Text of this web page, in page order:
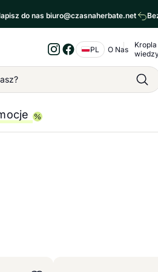
do nas biuro@czasnaherbate.net
Instagram
Facebook
PL O Nas
Kropla